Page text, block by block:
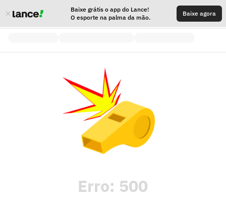
Baixe grátis o app do Lance!
O esporte na palma da mão.
Baixe agora
Erro: 500